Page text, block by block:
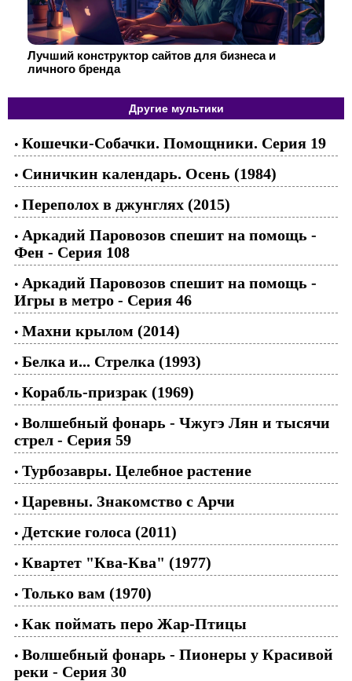
Лучший конструктор сайтов для бизнеса и
личного бренда
Другие мультики
• Кошечки-Собачки. Помощники. Серия 19
• Синичкин календарь. Осень (1984)
• Переполох в джунглях (2015)
• Аркадий Паровозов спешит на помощь -
Фен - Серия 108
• Аркадий Паровозов спешит на помощь -
Игры в метро - Cерия 46
• Махни крылом (2014)
• Белка и... Стрелка (1993)
• Корабль-призрак (1969)
• Волшебный фонарь - Чжугэ Лян и тысячи
стрел - Серия 59
• Турбозавры. Целебное растение
• Царевны. Знакомство с Арчи
• Детские голоса (2011)
• Квартет "Ква-Ква" (1977)
• Только вам (1970)
• Как поймать перо Жар-Птицы
• Волшебный фонарь - Пионеры у Красивой
реки - Серия 30